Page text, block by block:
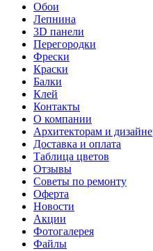
Обои
Лепнина
3D панели
Перегородки
Фрески
Краски
Балки
Клей
Контакты
О компании
Архитекторам и
Доставка и оплата
Таблица цветов
Отзывы
Советы по ремонту
Оферта
Новости
Акции
Фотогалерея
Файлы